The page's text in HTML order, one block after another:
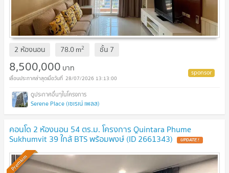
2 ห้องนอน 78.0m2 ชั้น 7
8,500,000 บาท
28/07/2026 13:13:00
Serene Place (เซเรเน่ เพลส)
คอนโด 2 ห้องนอน 54 ตร.ม. โครงการ Quintara Phume
Sukhumvit 39 ใกล้ BTS พร้อมพงษ์ (ID 2661343) UPDATE !
Premium